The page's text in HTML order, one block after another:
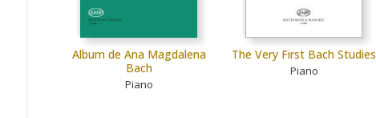
Album de Ana Magdalena
Bach
Piano
The Very First Bach Studies
Piano